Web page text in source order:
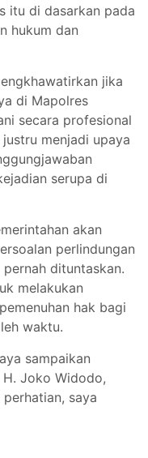
itu di dasarkan pada
hukum dan
jika
di Mapolres
secara profesional
menjadi upaya
serupa di
akan
perlindungan
dituntaskan.
melakukan
hak bagi
waktu.
sampaikan
Joko Widodo,
saya